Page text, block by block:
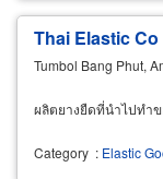
Thai Elastic
Tumbol Bang Phut,
ผลิตยางยืดที่นำไปทำ
Category : Elastic